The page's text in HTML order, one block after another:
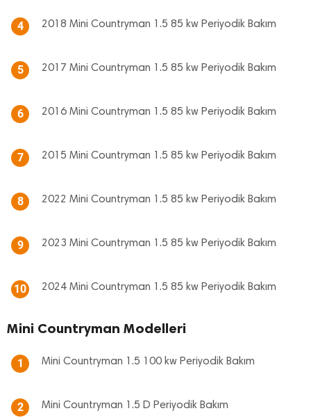
4 2018 Mini Countryman 1.5 85 kw Periyodik Bakım
5 2017 Mini Countryman 1.5 85 kw Periyodik Bakım
6 2016 Mini Countryman 1.5 85 kw Periyodik Bakım
7 2015 Mini Countryman 1.5 85 kw Periyodik Bakım
8 2022 Mini Countryman 1.5 85 kw Periyodik Bakım
9 2023 Mini Countryman 1.5 85 kw Periyodik Bakım
10 2024 Mini Countryman 1.5 85 kw Periyodik Bakım
Mini Countryman Modelleri
1 Mini Countryman 1.5 100 kw Periyodik Bakım
2 Mini Countryman 1.5 D Periyodik Bakım